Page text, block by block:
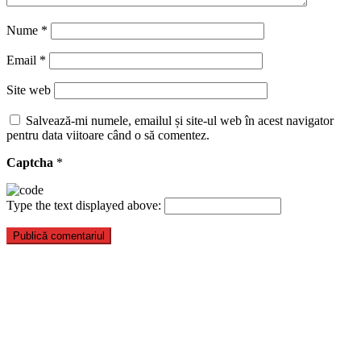
Nume *
Email *
Site web
Salvează-mi numele, emailul și site-ul web în acest navigator
pentru data viitoare când o să comentez.
Captcha *
Type the text displayed above: